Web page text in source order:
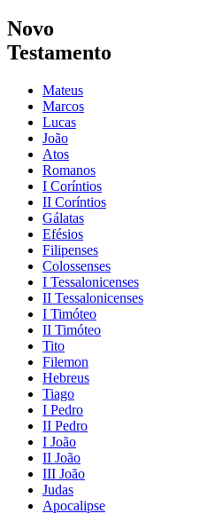
Novo
Testamento
Mateus
Marcos
Lucas
João
Atos
Romanos
I Coríntios
II Coríntios
Gálatas
Efésios
Filipenses
Colossenses
I Tessalonicenses
II Tessalonicenses
I Timóteo
II Timóteo
Tito
Filemon
Hebreus
Tiago
I Pedro
II Pedro
I João
II João
III João
Judas
Apocalipse